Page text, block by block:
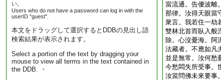
い。
Users who do not have a password can log in with the
userID "guest".
本文をドラッグして選択するとDDBの見出し語
検索結果が表示されます。
Select a portion of the text by dragging your
mouse to view all terms in the text contained in
the DDB. ・
當流通。告優波離
那律。汝得天眼當
衆言。我若住一劫
雙林北首而臥入般
除。心沒憂海。阿
法藏者。不應如凡
並是無常。汝何愁
今愁悶失所受事。
汝當問佛未來要事